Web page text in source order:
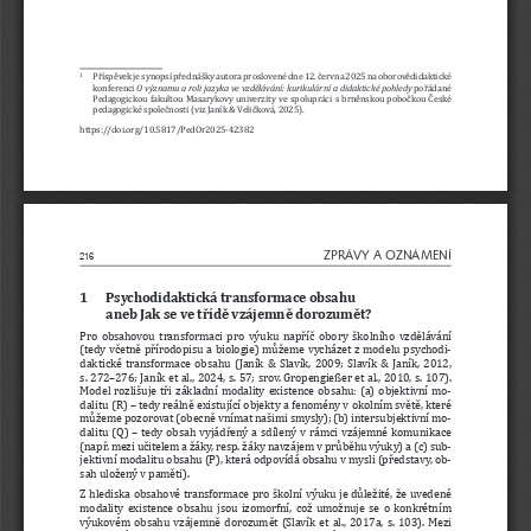
1 Příspěvek je synopsí přednášky autora proslovené dne 12. června 2025 na oborovědidaktické
konferenci O významu a roli jazyka ve vzdělávání: kurikulární a didaktické pohledy pořádané
Pedagogickou  fakultou  Masarykovy  univerzity  ve  spolupráci  s  brněnskou  pobočkou České
pedagogické společnosti (viz Janík & Veličková, 2025).
https://doi.org/10.5817/PedOr2025-42382
216 ZPRÁVY A OZNÁMENÍ
1
Psychodidaktická transformace obsahu
aneb Jak se ve třídě vzájemně dorozumět?
Pro  obsahovou  transformaci  pro  výuku  napříč
  obory  školního  vzd
ělávání
(tedy  včetně přírodopisu  a  biologie)  můžeme  vycházet  z  modelu  psychodi-
daktické  transformace  obsahu  (Janík  &  Slavík,  2009;    Slavík  &  Janík,  2012,
s. 272–276; Janík et al., 2024, s. 57; srov. Gropengießer et al., 2010, s. 107).
Model  rozlišuje  tři  základní  modality  existence  obsahu:  (a)  objektivní  mo-
dalitu (R) – tedy reálně existující objekty a fenomény v okolním světě, které
můžeme pozorovat (obecně vnímat našimi smysly); (b) intersubjektivní mo-
dalitu  (Q)  –  tedy  obsah  vyjádřený  a  sdílený  v  rámci  vzájemné  komunikace
(např. mezi učitelem a žáky, resp. žáky navzájem v průběhu výuky) a (c) sub-
jektivní modalitu obsahu (P), která odpovídá obsahu v mysli (představy, ob-
sah uložený v paměti).
Z hlediska obsahové transformace pro školní výuku je důležité, že uvedené
modality  existence  obsahu  jsou  izomorfní,  což  umožnuje  se  o  konkrétním
výukovém  obsahu  vzájemně
  dorozum
ět  (Slavík  et  al.,  2017a,  s.  103).  Mezi